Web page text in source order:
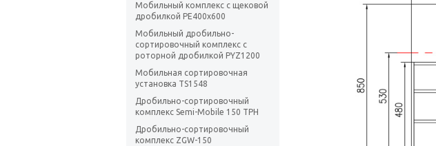
Мобильный комплекс с щековой
дробилкой РЕ400х600
Мобильный дробильно-
сортировочный комплекс с
роторной дробилкой PYZ1200
Мобильная сортировочная
установка TS1548
Дробильно-сортировочный
комплекс Semi-Mobile 150 TPH
Дробильно-сортировочный
комплекс ZGW-150